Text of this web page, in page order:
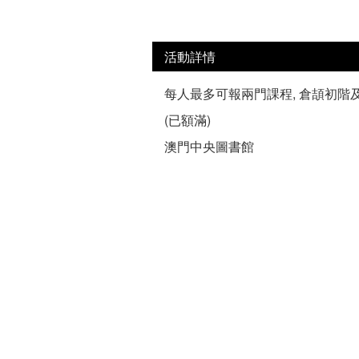
活動詳情
每人最多可報兩門課程, 倉頡初階
(已額滿)
澳門中央圖書館